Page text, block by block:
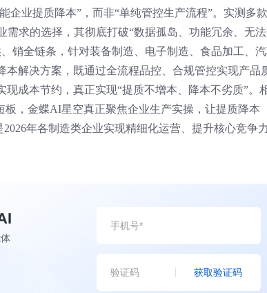
企业提质降本”，而非“单纯管控生产流程”。实测多
求的选择，其彻底打破“数据孤岛、功能冗余、无
销全链条，针对装备制造、电子制造、食品加工、
解决方案，既通过全流程品控、合规管控实现产品
成本节约，真正实现“提质不增本、降本不劣质”。
，金蝶AI星空真正聚焦企业生产实操，让提质降本
年各制造类企业实现精细化运营、提升核心竞争
获取验证码